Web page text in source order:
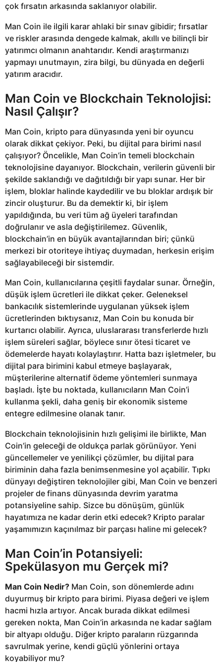
çok fırsatın arkasında saklanıyor olabilir.
Man Coin ile ilgili karar ahlaki bir sınav gibidir; fırsatlar
ve riskler arasında dengede kalmak, akıllı ve bilinçli bir
yatırımcı olmanın anahtarıdır. Kendi araştırmanızı
yapmayı unutmayın, zira bilgi, bu dünyada en değerli
yatırım aracıdır.
Man Coin ve Blockchain Teknolojisi:
Nasıl Çalışır?
Man Coin, kripto para dünyasında yeni bir oyuncu
olarak dikkat çekiyor. Peki, bu dijital para birimi nasıl
çalışıyor? Öncelikle, Man Coin’in temeli blockchain
teknolojisine dayanıyor. Blockchain, verilerin güvenli bir
şekilde saklandığı ve dağıtıldığı bir yapı sunar. Her bir
işlem, bloklar halinde kaydedilir ve bu bloklar ardışık bir
zincir oluşturur. Bu da demektir ki, bir işlem
yapıldığında, bu veri tüm ağ üyeleri tarafından
doğrulanır ve asla değiştirilemez. Güvenlik,
blockchain’in en büyük avantajlarından biri; çünkü
merkezi bir otoriteye ihtiyaç duymadan, herkesin erişim
sağlayabileceği bir sistemdir.
Man Coin, kullanıcılarına çeşitli faydalar sunar. Örneğin,
düşük işlem ücretleri ile dikkat çeker. Geleneksel
bankacılık sistemlerinde uygulanan yüksek işlem
ücretlerinden bıktıysanız, Man Coin bu konuda bir
kurtarıcı olabilir. Ayrıca, uluslararası transferlerde hızlı
işlem süreleri sağlar, böylece sınır ötesi ticaret ve
ödemelerde hayatı kolaylaştırır. Hatta bazı işletmeler, bu
dijital para birimini kabul etmeye başlayarak,
müşterilerine alternatif ödeme yöntemleri sunmaya
başladı. İşte bu noktada, kullanıcıların Man Coin’i
kullanma şekli, daha geniş bir ekonomik sisteme
entegre edilmesine olanak tanır.
Blockchain teknolojisinin hızlı gelişimi ile birlikte, Man
Coin’in geleceği de oldukça parlak görünüyor. Yeni
güncellemeler ve yenilikçi çözümler, bu dijital para
biriminin daha fazla benimsenmesine yol açabilir. Tıpkı
dünyayı değiştiren teknolojiler gibi, Man Coin ve benzeri
projeler de finans dünyasında devrim yaratma
potansiyeline sahip. Sizce bu dönüşüm, günlük
hayatımıza ne kadar derin etki edecek? Kripto paralar
yaşamımızın kaçınılmaz bir parçası haline mi gelecek?
Man Coin’in Potansiyeli:
Spekülasyon mu Gerçek mi?
Man Coin Nedir? Man Coin, son dönemlerde adını
duyurmuş bir kripto para birimi. Piyasa değeri ve işlem
hacmi hızla artıyor. Ancak burada dikkat edilmesi
gereken nokta, Man Coin’in arkasında ne kadar sağlam
bir altyapı olduğu. Diğer kripto paraların rüzgarında
savrulmak yerine, kendi güçlü yönlerini ortaya
koyabiliyor mu?